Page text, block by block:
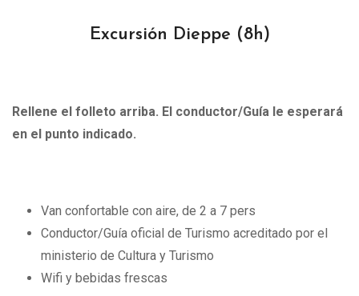
Excursión Dieppe (8h)
Rellene el folleto arriba. El conductor/Guía le esperará
en el punto indicado.
Van confortable con aire, de 2 a 7 pers
Conductor/Guía oficial de Turismo acreditado por el
ministerio de Cultura y Turismo
Wifi y bebidas frescas